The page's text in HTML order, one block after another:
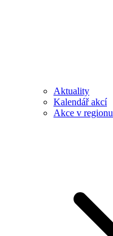
Aktuality
Kalendář akcí
Akce v regionu